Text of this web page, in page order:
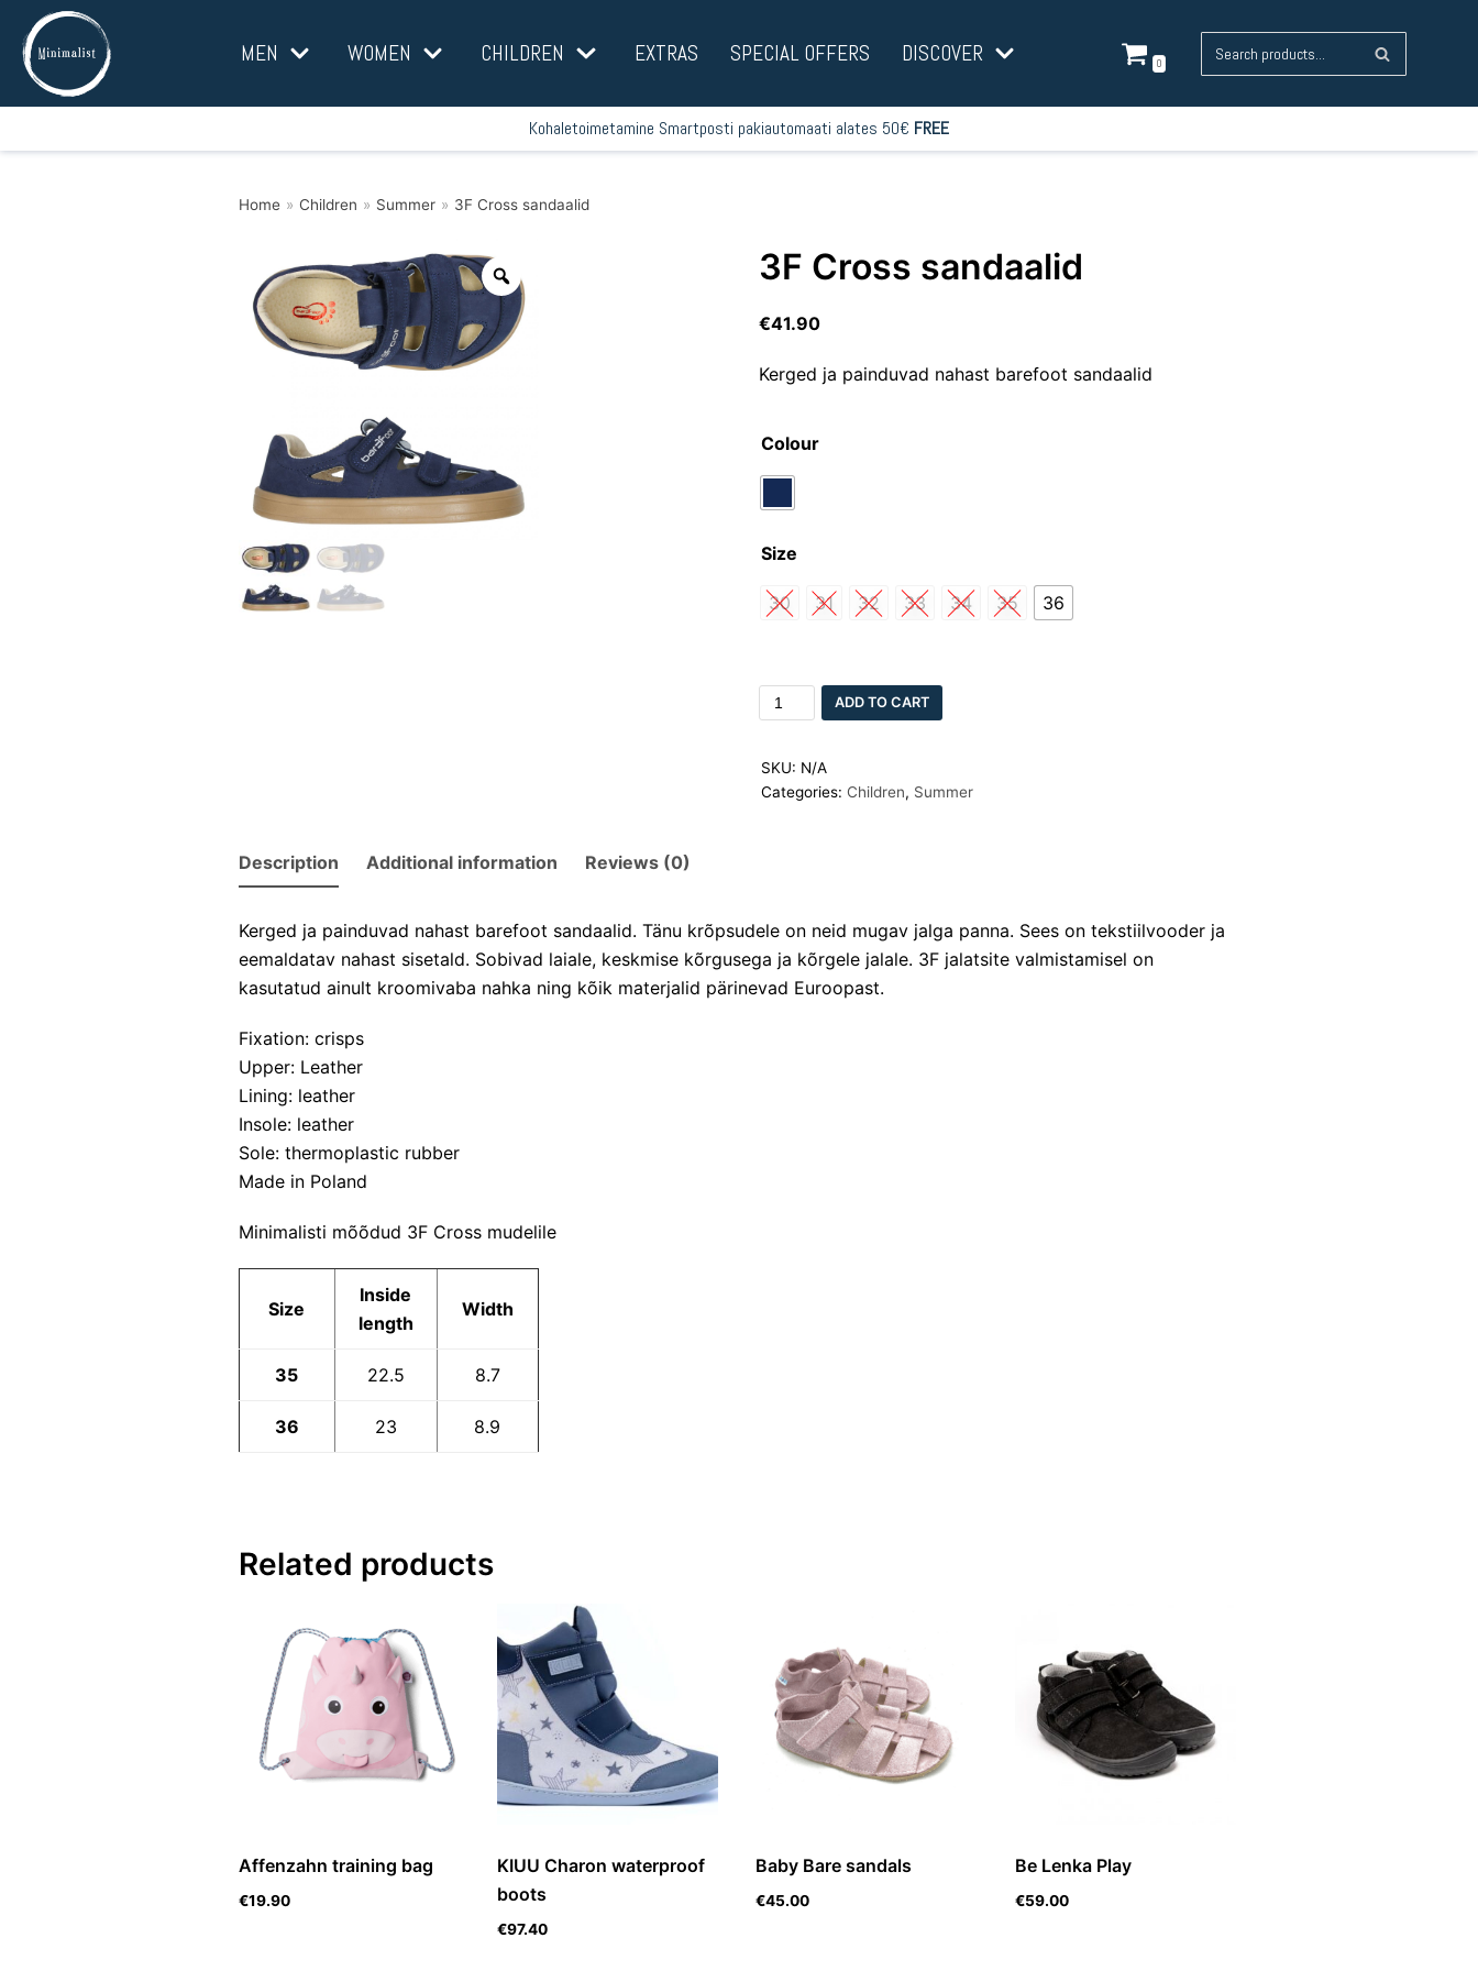
Skip
to
content
MEN WOMEN CHILDREN EXTRAS SPECIAL OFFERS DISCOVER 0
Kohaletoimetamine Smartposti pakiautomaati alates 50€ FREE
Home » Children » Summer » 3F Cross sandaalid
3F Cross sandaalid
€41.90
Kerged ja painduvad nahast barefoot sandaalid
Colour
Size
30 31 32 33 34 35 36
ADD TO CART
SKU: N/A
Categories:Children, Summer
Description Additional information Reviews (0)
Kerged ja painduvad nahast barefoot sandaalid. Tänu krõpsudele on neid mugav jalga panna. Sees on tekstiilvooder ja
eemaldatav nahast sisetald. Sobivad laiale, keskmise kõrgusega ja kõrgele jalale. 3F jalatsite valmistamisel on
kasutatud ainult kroomivaba nahka ning kõik materjalid pärinevad Euroopast.
Fixation: crisps
Upper: Leather
Lining: leather
Insole: leather
Sole: thermoplastic rubber
Made in Poland
Minimalisti mõõdud 3F Cross mudelile
Size
Inside
length
Width
35 22.5 8.7
36 23 8.9
Related products
Affenzahn training bag
€19.90
KIUU Charon waterproof
boots
€97.40
Baby Bare sandals
€45.00
Be Lenka Play
€59.00